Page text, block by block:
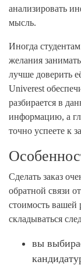
анализировать
мысль.
Иногда
желания
лучше доверить
Univerest
разбирается в
информацию, а
точно успеете к
Сделать заказ
обратной связи
стоимость вашей
складываться
вы